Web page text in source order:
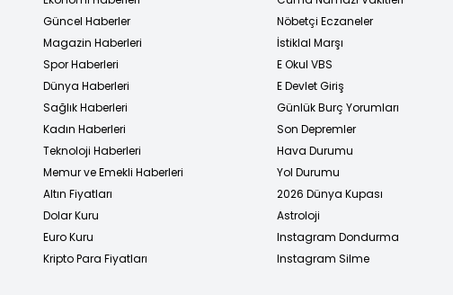
Güncel Haberler
Magazin Haberleri
Spor Haberleri
Dünya Haberleri
Sağlık Haberleri
Kadın Haberleri
Teknoloji Haberleri
Memur ve Emekli Haberleri
Altın Fiyatları
Dolar Kuru
Euro Kuru
Kripto Para Fiyatları
Nöbetçi Eczaneler
İstiklal Marşı
E Okul VBS
E Devlet Giriş
Günlük Burç Yorumları
Son Depremler
Hava Durumu
Yol Durumu
2026 Dünya Kupası
Astroloji
Instagram Dondurma
Instagram Silme